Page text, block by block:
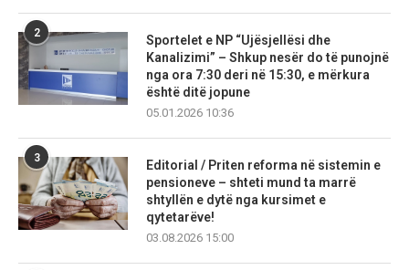
2
Sportelet e NP “Ujësjellësi dhe
Kanalizimi” – Shkup nesër do të punojnë
nga ora 7:30 deri në 15:30, e mërkura
është ditë jopune
05.01.2026 10:36
3
Editorial / Priten reforma në sistemin e
pensioneve – shteti mund ta marrë
shtyllën e dytë nga kursimet e
qytetarëve!
03.08.2026 15:00